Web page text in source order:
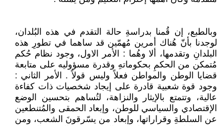
وبالطبع، إن قُمنا بدراسةِ حالة التقدم في هذه البُلدان،
لوجدنا بأنّ هُناك أمرين مُهمّين قد ساهما في تطورِ هذه
البلدانِ وتقدمها، ألا وهُما : الأمر الاول، وجود نظام حُكم
مُتمكن من الحكمِ بحكوماتهِ وقدرة مسؤوليه على متابعة
قضايا الوطن والمواطن فعلاً وليس قولاً . الأمر الثاني :
وجود قوة شعبية قادرة على إيجاد شخصيات ذات كفاءة
عالية، وتتمتع بالإيثار والنزاهة، لتُساهم بتحسين الوضع
الإقتصادي والسياسي للوطن، وإبعاد الحمقى والمُتنطعين
عن السلطةِ وقراراتها، وإبعاد من يسّرقونَ الشعب، ومن